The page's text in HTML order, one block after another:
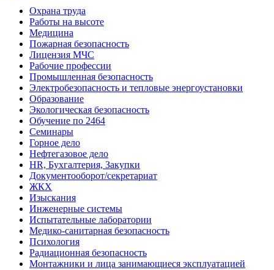
Охрана труда
Работы на высоте
Медицина
Пожарная безопасность
Лицензия МЧС
Рабочие профессии
Промышленная безопасность
Электробезопасность и тепловые энергоустановки
Образование
Экологическая безопасность
Обучение по 2464
Семинары
Горное дело
Нефтегазовое дело
HR, Бухгалтерия, Закупки
Документооборот/секретариат
ЖКХ
Изыскания
Инженерные системы
Испытательные лаборатории
Медико-санитарная безопасность
Психология
Радиационная безопасность
Монтажники и лица занимающиеся эксплуатацией